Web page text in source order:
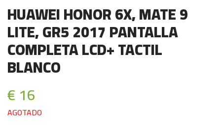
HUAWEI HONOR 6X, MATE 9
LITE, GR5 2017 PANTALLA
COMPLETA LCD+ TACTIL
BLANCO
€ 16
AGOTADO